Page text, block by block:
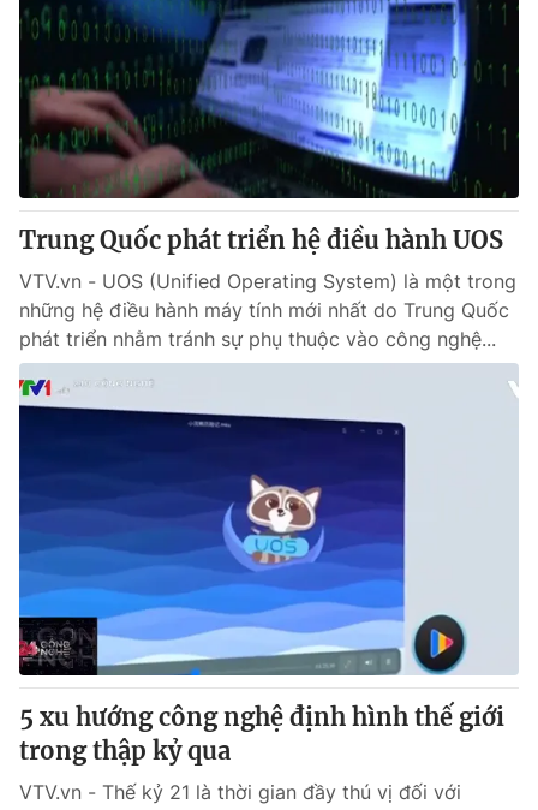
Trung Quốc phát triển hệ điều hành UOS
VTV.vn - UOS (Unified Operating System) là một trong
những hệ điều hành máy tính mới nhất do Trung Quốc
phát triển nhằm tránh sự phụ thuộc vào công nghệ...
5 xu hướng công nghệ định hình thế giới
trong thập kỷ qua
VTV.vn - Thế kỷ 21 là thời gian đầy thú vị đối với